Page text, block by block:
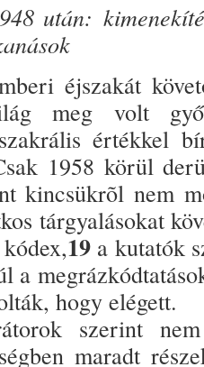
után:
éjszakát
meg volt
értékkel
1958 körül
kincsükrõl nem
tárgyalásokat
19a kutatók
a
hogy elégett.
szerint
maradt